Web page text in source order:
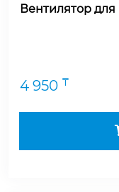
Вентилятор для
4 950 ₸